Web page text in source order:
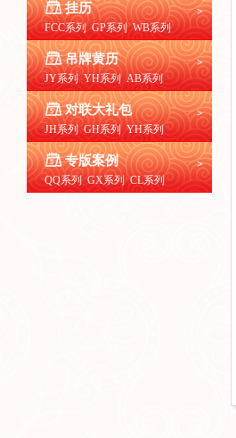
挂历
FCC系列 GP系列 WB系列
>
吊牌黄历
JY系列 YH系列 AB系列
>
对联大礼包
JH系列 GH系列 YH系列
>
专版案例
QQ系列 GX系列 CL系列
>